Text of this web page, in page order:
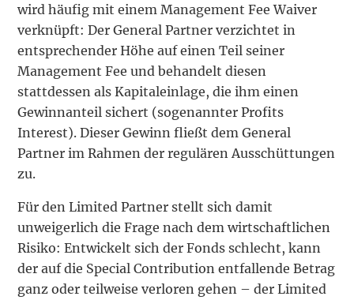
wird häufig mit einem Management Fee Waiver
verknüpft: Der General Partner verzichtet in
entsprechender Höhe auf einen Teil seiner
Management Fee und behandelt diesen
stattdessen als Kapitaleinlage, die ihm einen
Gewinnanteil sichert (sogenannter Profits
Interest). Dieser Gewinn fließt dem General
Partner im Rahmen der regulären Ausschüttungen
zu.
Für den Limited Partner stellt sich damit
unweigerlich die Frage nach dem wirtschaftlichen
Risiko: Entwickelt sich der Fonds schlecht, kann
der auf die Special Contribution entfallende Betrag
ganz oder teilweise verloren gehen – der Limited